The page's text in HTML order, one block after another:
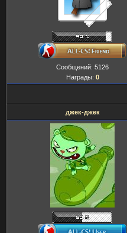
Сообщений: 5126
Награды: 0
джек-джек